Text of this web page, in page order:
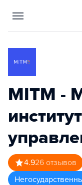
MITM -
4.926 отзывов